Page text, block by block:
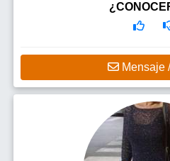
Mensaje